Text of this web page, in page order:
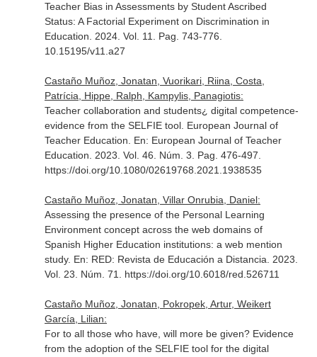
Teacher Bias in Assessments by Student Ascribed
Status: A Factorial Experiment on Discrimination in
Education. 2024. Vol. 11. Pag. 743-776.
10.15195/v11.a27
Castaño Muñoz, Jonatan, Vuorikari, Riina, Costa,
Patrícia, Hippe, Ralph, Kampylis, Panagiotis:
Teacher collaboration and students¿ digital competence-
evidence from the SELFIE tool. European Journal of
Teacher Education. En: European Journal of Teacher
Education . 2023. Vol. 46. Núm. 3. Pag. 476-497.
https://doi.org/10.1080/02619768.2021.1938535
Castaño Muñoz, Jonatan, Villar Onrubia, Daniel:
Assessing the presence of the Personal Learning
Environment concept across the web domains of
Spanish Higher Education institutions: a web mention
study. En: RED: Revista de Educación a Distancia . 2023.
Vol. 23. Núm. 71. https://doi.org/10.6018/red.526711
Castaño Muñoz, Jonatan, Pokropek, Artur, Weikert
García, Lilian:
For to all those who have, will more be given? Evidence
from the adoption of the SELFIE tool for the digital